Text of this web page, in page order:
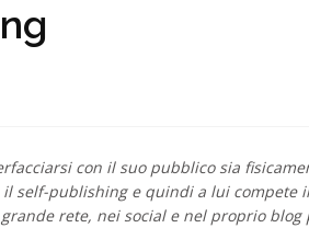
con il suo pubblico sia
self-publishing e quindi a lui compete
rete, nei social e nel proprio